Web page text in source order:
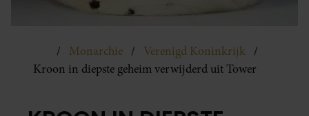
Monarchie
Verenigd Koninkrijk
Kroon in diepste geheim verwijderd uit Tower